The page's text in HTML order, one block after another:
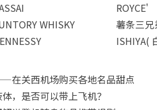
WHISKY
ROYCE'
薯条三兄
ISHIYA(
在关西机场购买各地名品甜点
，是否可以带上飞机？